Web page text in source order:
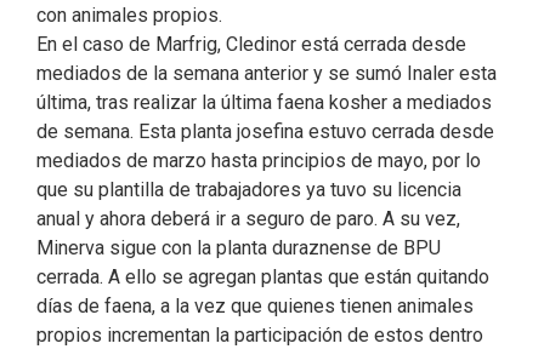
con animales propios.
En el caso de Marfrig, Cledinor está cerrada desde
mediados de la semana anterior y se sumó Inaler esta
última, tras realizar la última faena kosher a mediados
de semana. Esta planta josefina estuvo cerrada desde
mediados de marzo hasta principios de mayo, por lo
que su plantilla de trabajadores ya tuvo su licencia
anual y ahora deberá ir a seguro de paro. A su vez,
Minerva sigue con la planta duraznense de BPU
cerrada. A ello se agregan plantas que están quitando
días de faena, a la vez que quienes tienen animales
propios incrementan la participación de estos dentro